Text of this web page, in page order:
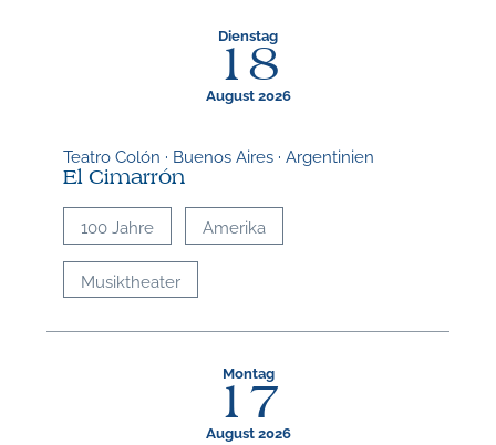
Dienstag
18
August 2026
Teatro Colón · Buenos Aires · Argentinien
El Cimarrón
100 Jahre Amerika
Musiktheater
Montag
17
August 2026